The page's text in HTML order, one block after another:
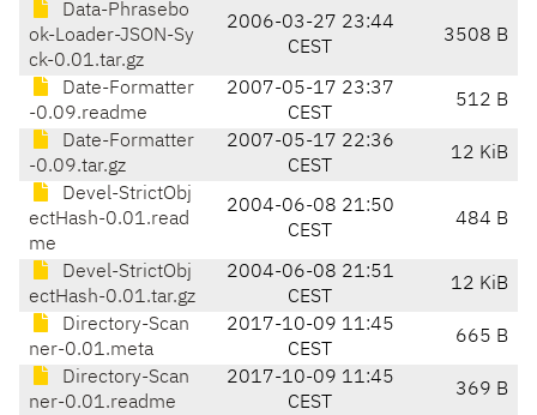
Data-Phrasebo
ok-Loader-JSON-Sy
ck-0.01.tar.gz
2006-03-27 23:44
CEST
3508 B
Date-Formatter
-0.09.readme
2007-05-17 23:37
CEST
512 B
Date-Formatter
-0.09.tar.gz
2007-05-17 22:36
CEST
12 KiB
Devel-StrictObj
ectHash-0.01.read
me
2004-06-08 21:50
CEST
484 B
Devel-StrictObj
ectHash-0.01.tar.gz
2004-06-08 21:51
CEST
12 KiB
Directory-Scan
ner-0.01.meta
2017-10-09 11:45
CEST
665 B
Directory-Scan
ner-0.01.readme
2017-10-09 11:45
CEST
369 B